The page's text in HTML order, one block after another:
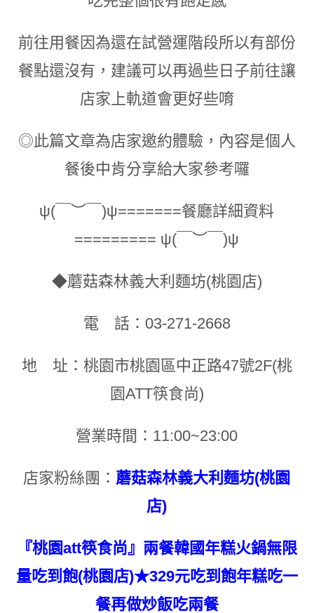
前往用餐因為還在試營運階段所以有部份
餐點還沒有，建議可以再過些日子前往讓
店家上軌道會更好些唷
◎此篇文章為店家邀約體驗，內容是個人
餐後中肯分享給大家參考囉
ψ(￣︶￣)ψ=======餐廳詳細資料
========= ψ(￣︶￣)ψ
◆蘑菇森林義大利麵坊(桃園店)
電 話：03-271-2668
地 址：桃園市桃園區中正路47號2F(桃
園ATT筷食尚)
營業時間：11:00~23:00
店家粉絲團： 蘑菇森林義大利麵坊(桃園
店)
『桃園att筷食尚』兩餐韓國年糕火鍋無限
量吃到飽(桃園店)★329元吃到飽年糕吃一
餐再做炒飯吃兩餐